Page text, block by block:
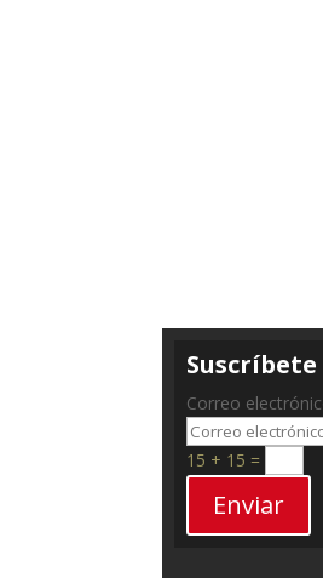
Suscríbete
Correo
15 + 15 =
Enviar